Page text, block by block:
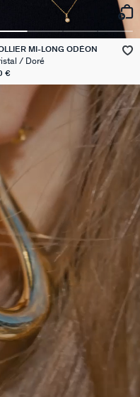
MI-LONG ODÉON
/ Doré
€